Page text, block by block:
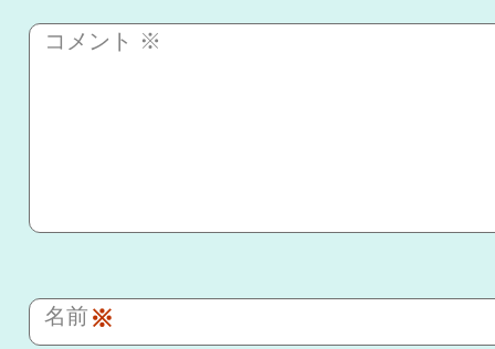
コメント ※
名前 ※